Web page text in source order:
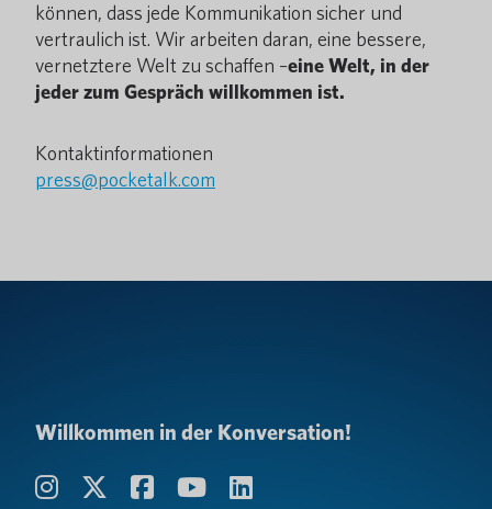
können, dass jede Kommunikation sicher und
vertraulich ist. Wir arbeiten daran, eine bessere,
vernetztere Welt zu schaffen –eine Welt, in der
jeder zum Gespräch willkommen ist.
Kontaktinformationen
press@pocketalk.com
Willkommen in der Konversation!